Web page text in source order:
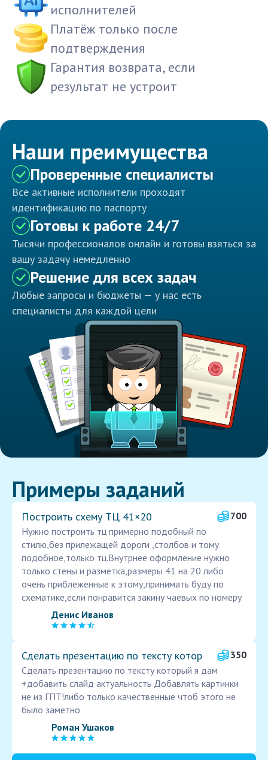
исполнителей
Платёж только после
подтверждения
Гарантия возврата, если
результат не устроит
Наши преимущества
Проверенные специалисты
Все активные исполнители проходят
идентификацию по паспорту
Готовы к работе 24/7
Тысячи профессионалов онлайн и готовы взяться за
вашу задачу немедленно
Решение для всех задач
Любые запросы и бюджеты — у нас есть
специалисты для каждой цели
Примеры заданий
Построить схему ТЦ 41×20
700
Нужно построить тц примерно подобный по
стилю,без прилежащей дороги ,столбов и тому
подобное,только тц.Внутрнее оформление нужно
только стены и разметка,размеры 41 на 20 либо
очень приблеженные к этому,принимать буду по
схематике,если понравится закину чаевых по номеру
Денис Иванов
Сделать презентацию по тексту котор
350
Сделать презентацию по тексту который я дам
+добавить слайд актуальность Добавлять картинки
не из ГПТ!либо только качественные чтоб этого не
было заметно
Роман Ушаков